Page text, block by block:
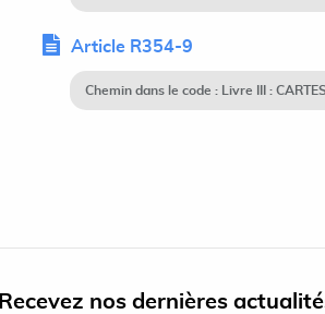
Article R354-9
Chemin dans le code : Livre III :
Recevez nos dernières